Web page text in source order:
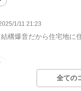
1/11 21:23
構爆音だから住宅地に
全ての